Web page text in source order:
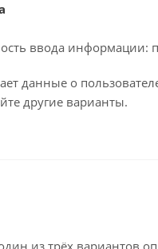
ввода информации:
данные о
другие варианты.
из трёх вариантов